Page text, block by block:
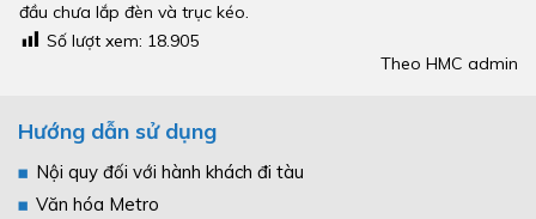
đầu chưa lắp đèn và trục kéo.
Số lượt xem: 18.905
Theo HMC admin
Hướng dẫn sử dụng
Nội quy đối với hành khách đi tàu
Văn hóa Metro